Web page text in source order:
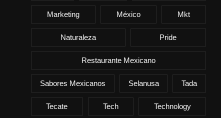
Marketing México Mkt
Naturaleza Pride
Restaurante Mexicano
Sabores Mexicanos Selanusa Tada
Tecate Tech Technology